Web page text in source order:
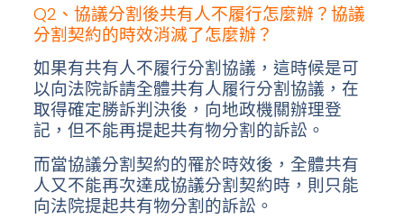
Q2、協議分割後共有人不履行怎麼辦？協議
分割契約的時效消滅了怎麼辦？
如果有共有人不履行分割協議，這時候是可
以向法院訴請全體共有人履行分割協議，在
取得確定勝訴判決後，向地政機關辦理登
記，但不能再提起共有物分割的訴訟。
而當協議分割契約的罹於時效後，全體共有
人又不能再次達成協議分割契約時，則只能
向法院提起共有物分割的訴訟。